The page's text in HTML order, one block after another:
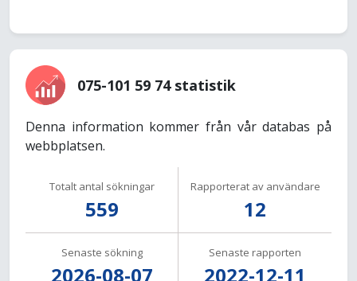
075-101 59 74 statistik
Denna information kommer från vår databas på
webbplatsen.
Totalt antal sökningar
559
Rapporterat av användare
12
Senaste sökning
2026-08-07
Senaste rapporten
2022-12-11